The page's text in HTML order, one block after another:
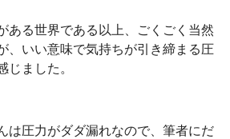
ある世界である以上、ごくごく当然
、いい意味で気持ちが引き締まる圧
じました。
は圧力がダダ漏れなので、筆者にだ